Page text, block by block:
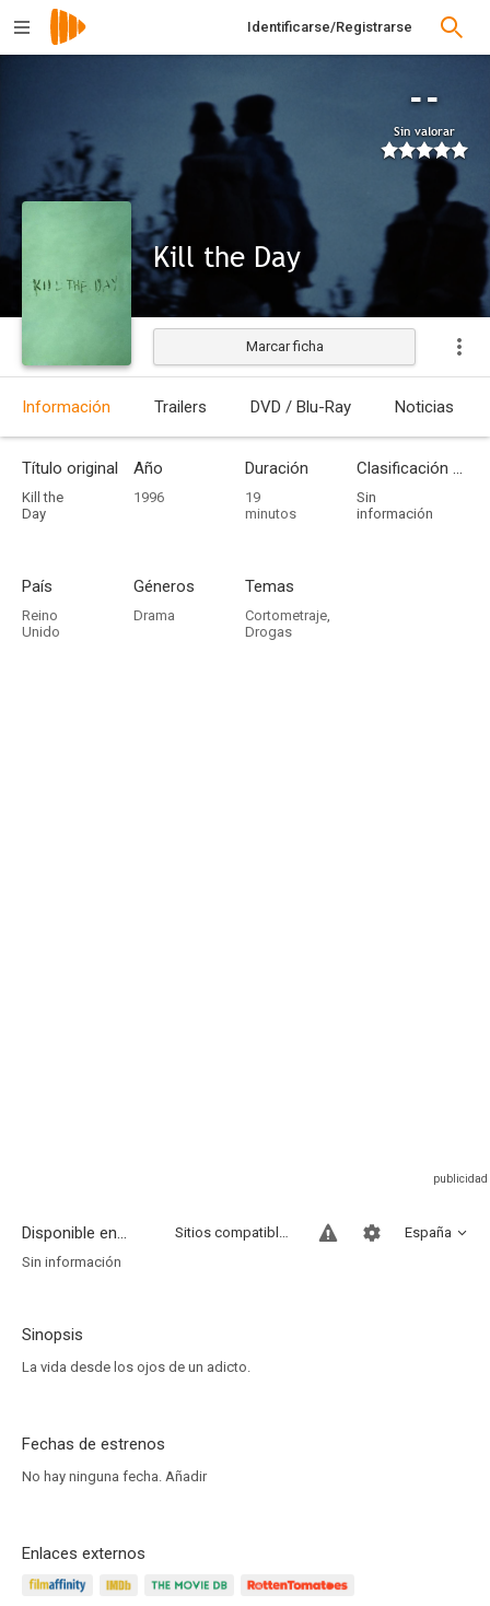
Identificarse/Registrarse
--
Sin valorar
Kill the Day
Estrenada
Marcar ficha
Información Trailers DVD / Blu-Ray Noticias
Título original
Kill the
Day
Año
1996
Duración
19
minutos
Clasificación por edades
Sin
información
País
Reino
Unido
Géneros
Drama
Temas
Cortometraje,
Drogas
Disponible en... España
Sitios compatibles
Sin información
Sinopsis
La vida desde los ojos de un adicto.
Fechas de estrenos
No hay ninguna fecha. Añadir
Enlaces externos